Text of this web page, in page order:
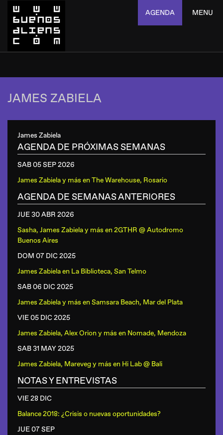
AGENDA MENU
JAMES ZABIELA
James Zabiela
AGENDA DE PRÓXIMAS SEMANAS
SAB 05 SEP2026
James Zabiela y más enThe Warehouse, Rosario
AGENDA DE SEMANAS ANTERIORES
JUE 30 ABR 2026
Sasha, James Zabiela y más en2GTHR @ Autodromo
Buenos Aires
DOM 07 DIC 2025
James Zabielaen La Biblioteca, San Telmo
SAB 06 DIC 2025
James Zabiela y más enSamsara Beach, Mar del Plata
VIE 05 DIC 2025
James Zabiela, Alex Orion y más en Nomade, Mendoza
SAB 31 MAY2025
James Zabiela, Mareveg y más en Hi Lab @ Bali
NOTAS Y ENTREVISTAS
VIE 28 DIC
Balance 2018: ¿Crisis o nuevas oportunidades?
JUE 07 SEP